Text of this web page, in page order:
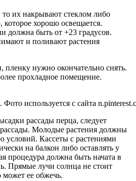
то их накрывают стеклом либо
которое хорошо освещается.
должна быть от +23 градусов.
и поливают растения
пленку нужно окончательно снять.
прохладное помещение.
используется с сайта
рассады перца, следует
рассады. Молодые растения должны
условий. Кассеты с растениями
на балкон либо оставлять у
процедура должна быть начата в
Прямые лучи солнца не стоит
может ее обжечь.